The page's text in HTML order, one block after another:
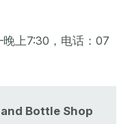
上7:30，电话：07
Bottle Shop